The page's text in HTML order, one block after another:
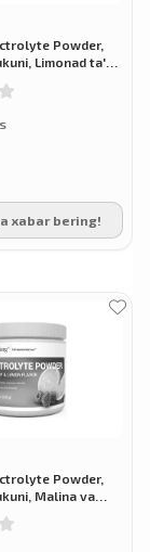
Powder,
Limonad ta'mi,
xabar bering!
Powder,
Malina va